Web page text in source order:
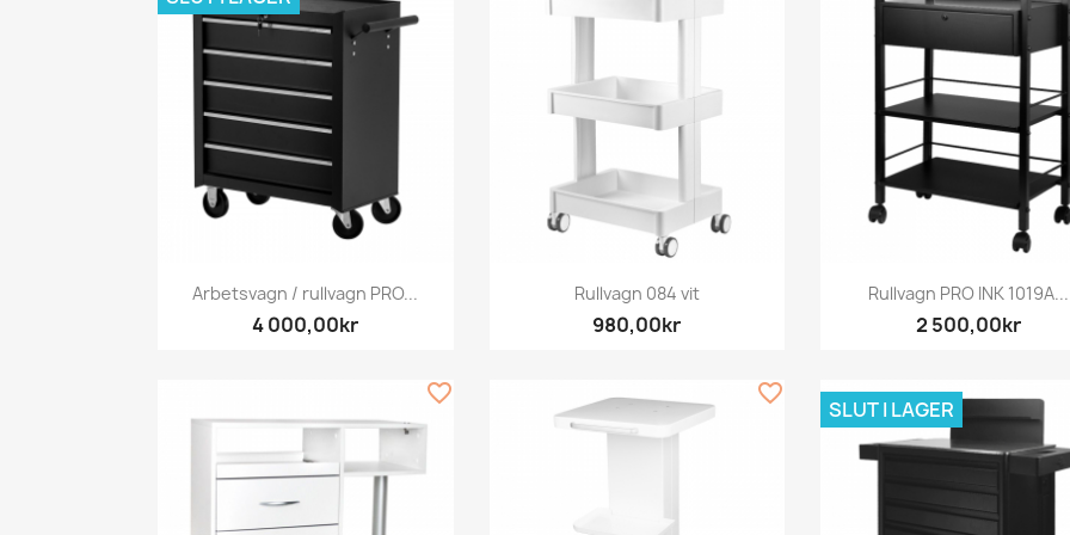
Snabbvy
Arbetsvagn / rullvagn PRO...
4 000,00kr
Snabbvy
Rullvagn 084 vit
980,00kr
Snabbvy
Rullvagn PRO INK 1019A...
2 500,00kr
favorite_border favorite_border
SLUT I LAGER